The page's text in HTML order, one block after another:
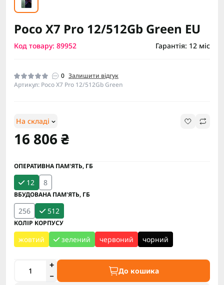
Poco X7 Pro 12/512Gb Green EU
Код товару: 89952 Гарантія: 12 міс
0 Залишити відгук
Артикул: Poco X7 Pro 12/512Gb Green
На складі
16 806 ₴
ОПЕРАТИВНА ПАМ'ЯТЬ, ГБ
12 8
ВБУДОВАНА ПАМ'ЯТЬ, ГБ
256 512
КОЛІР КОРПУСУ
жовтий зелений червоний чорний
До кошика